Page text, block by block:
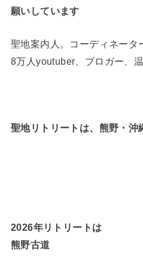
願いしています
聖地案内人。コーディネータ
8万人youtuber、ブロガー、温
聖地リトリートは、熊野・沖
2026年リトリートは
熊野古道